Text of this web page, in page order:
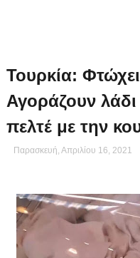
Τουρκία:
Αγοράζουν λάδι
πελτέ με την
Παρασκευή, Απριλίου 16, 2021